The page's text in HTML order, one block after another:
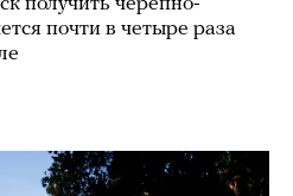
почти в четыре раза